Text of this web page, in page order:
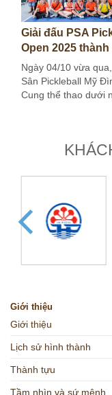
Giải đấu PSA
Open 2025
tốt đẹp
Ngày 04/10 vừa
Sân Pickleball Mỹ
Cung thể thao dưới
Giới thiệu
Giới thiệu
Lịch sử hình thành
Thành tựu
Tầm nhìn và sứ mệnh